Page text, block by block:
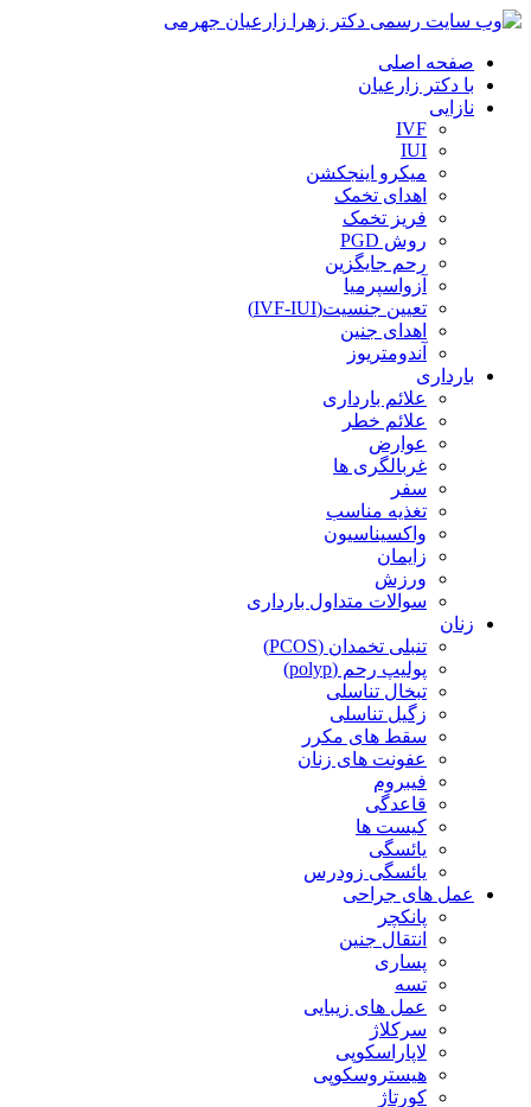
صفحه اصلی
با دکتر زارعیان
نازایی
IVF
IUI
میکرو اینجکشن
اهدای تخمک
فریز تخمک
روش PGD
رحم جایگزین
آزواسپرمیا
تعیین جنسیت(IVF-IUI)
اهدای جنین
آندومتریوز
بارداری
علائم بارداری
علائم خطر
عوارض
غربالگری ها
سفر
تغذیه مناسب
واکسیناسیون
زایمان
ورزش
سوالات متداول بارداری
زنان
تنبلی تخمدان (PCOS)
پولیپ رحم (polyp)
تبخال تناسلی
زگیل تناسلی
سقط های مکرر
عفونت های زنان
فیبروم
قاعدگی
کیست ها
یائسگی
یائسگی زودرس
عمل های جراحی
پانکچر
انتقال جنین
پساری
تسه
عمل های زیبایی
سرکلاژ
لاپاراسکوپی
هیستروسکوپی
کورتاژ